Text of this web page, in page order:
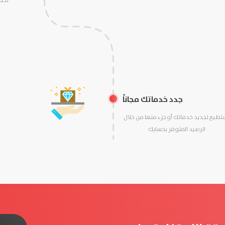
جدد خدماتك مجاناً
تجديد خدماتك أو جزء منها من خلال
الرصيد المتوفر بحسابك